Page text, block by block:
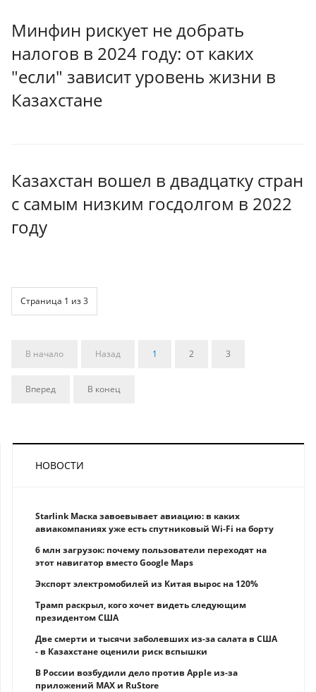
Минфин рискует не добрать
налогов в 2024 году: от каких
"если" зависит уровень жизни в
Казахстане
Казахстан вошел в двадцатку стран
с самым низким госдолгом в 2022
году
Страница 1 из 3
В начало Назад 1 2 3
Вперед В конец
НОВОСТИ
Starlink Маска завоевывает авиацию: в каких
авиакомпаниях уже есть спутниковый Wi-Fi на борту
6 млн загрузок: почему пользователи переходят на
этот навигатор вместо Google Maps
Экспорт электромобилей из Китая вырос на 120%
Трамп раскрыл, кого хочет видеть следующим
президентом США
Две смерти и тысячи заболевших из-за салата в США
- в Казахстане оценили риск вспышки
В России возбудили дело против Apple из-за
приложений MAX и RuStore